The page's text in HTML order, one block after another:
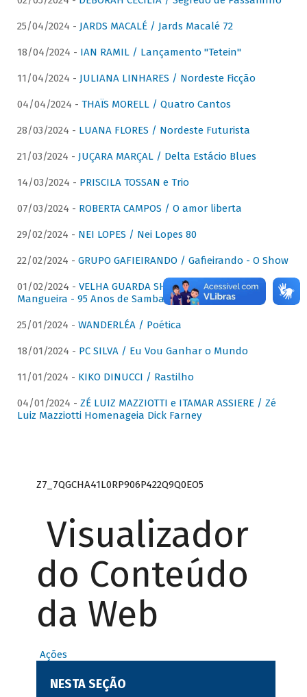
25/04/2024 - JARDS MACALÉ / Jards Macalé 72
18/04/2024 - IAN RAMIL / Lançamento "Tetein"
11/04/2024 - JULIANA LINHARES / Nordeste Ficção
04/04/2024 - THAÏS MORELL / Quatro Cantos
28/03/2024 - LUANA FLORES / Nordeste Futurista
21/03/2024 - JUÇARA MARÇAL / Delta Estácio Blues
14/03/2024 - PRISCILA TOSSAN e Trio
07/03/2024 - ROBERTA CAMPOS / O amor liberta
29/02/2024 - NEI LOPES / Nei Lopes 80
22/02/2024 - GRUPO GAFIEIRANDO / Gafieirando - O Show
01/02/2024 - VELHA GUARDA SHOW DA MANGUEIRA /
Mangueira - 95 Anos de Samba
25/01/2024 - WANDERLÉA / Poética
18/01/2024 - PC SILVA / Eu Vou Ganhar o Mundo
11/01/2024 - KIKO DINUCCI / Rastilho
04/01/2024 - ZÉ LUIZ MAZZIOTTI e ITAMAR ASSIERE / Zé
Luiz Mazziotti Homenageia Dick Farney
Z7_7QGCHA41L0RP906P422Q9Q0EO5
Visualizador
do Conteúdo
da Web
Ações
NESTA SEÇÃO